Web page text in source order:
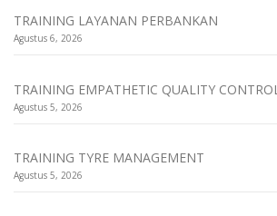
TRAINING LAYANAN PERBANKAN
Agustus 6, 2026
TRAINING EMPATHETIC QUALITY CONTROL
Agustus 5, 2026
TRAINING TYRE MANAGEMENT
Agustus 5, 2026